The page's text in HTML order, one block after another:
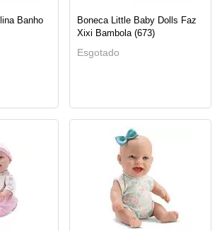
Banho
Boneca Little Baby Dolls Faz
Xixi Bambola (673)
Esgotado